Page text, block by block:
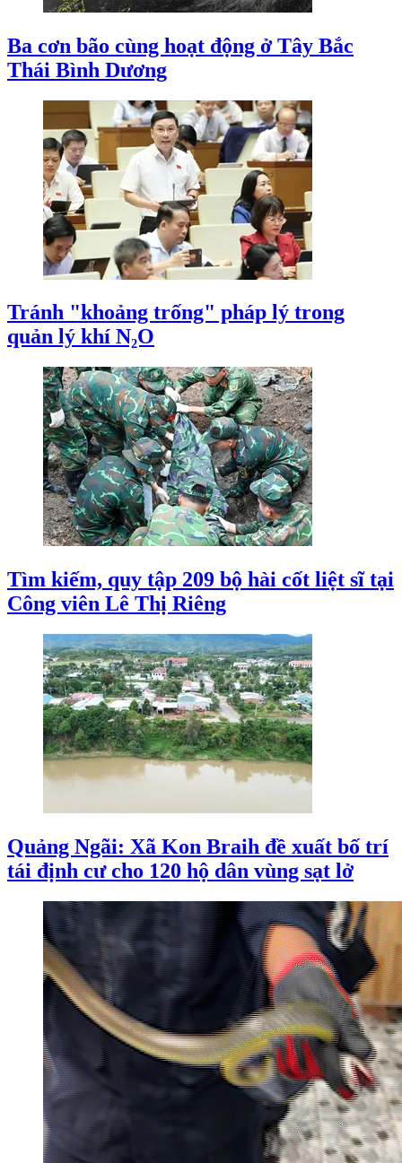
Ba cơn bão cùng hoạt động ở Tây Bắc
Thái Bình Dương
Tránh "khoảng trống" pháp lý trong
quản lý khí N₂O
Tìm kiếm, quy tập 209 bộ hài cốt liệt sĩ tại
Công viên Lê Thị Riêng
Quảng Ngãi: Xã Kon Braih đề xuất bố trí
tái định cư cho 120 hộ dân vùng sạt lở